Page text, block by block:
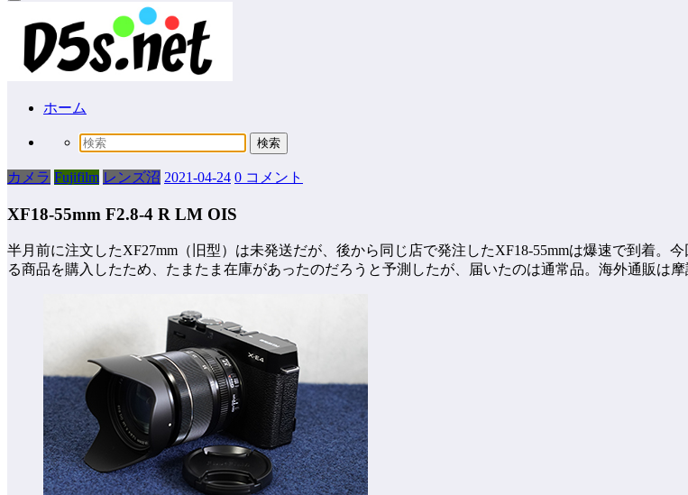
ホーム
カメラ Fujifilm レンズ沼 2021-04-24 0 コメント
XF18-55mm F2.8-4 R LM OIS
半月前に注文したXF27mm（旧型）は未発送だが、後から同じ店で発注したXF18-55mmは爆速で到着
る商品を購入したため、たまたま在庫があったのだろうと予測したが、届いたのは通常品。海外通販は摩